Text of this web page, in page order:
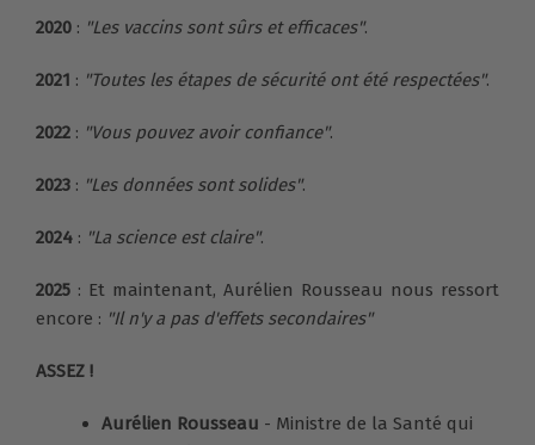
2020 : "Les vaccins sont sûrs et efficaces".
2021 : "Toutes les étapes de sécurité ont été respectées".
2022 : "Vous pouvez avoir confiance".
2023 : "Les données sont solides".
2024 : "La science est claire".
2025 : Et maintenant, Aurélien Rousseau nous ressort
encore : "Il n'y a pas d'effets secondaires"
ASSEZ !
Aurélien Rousseau - Ministre de la Santé qui